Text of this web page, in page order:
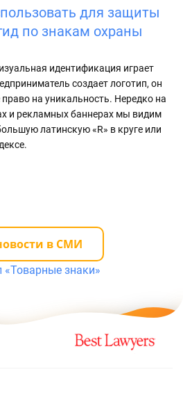
для защиты
по знакам охраны
идентификация играет
создает логотип, он
на уникальность. Нередко на
и рекламных баннерах мы видим
латинскую «R» в круге или
в СМИ
«Товарные знаки»